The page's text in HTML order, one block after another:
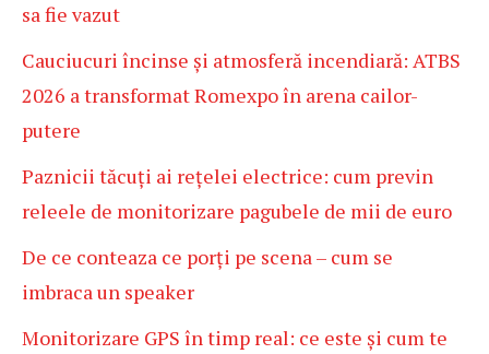
sa fie vazut
Cauciucuri încinse și atmosferă incendiară: ATBS
2026 a transformat Romexpo în arena cailor-
putere
Paznicii tăcuți ai rețelei electrice: cum previn
releele de monitorizare pagubele de mii de euro
De ce conteaza ce porți pe scena – cum se
imbraca un speaker
Monitorizare GPS în timp real: ce este și cum te